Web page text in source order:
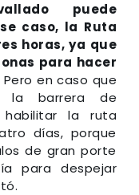
puede
caso, la Ruta
horas, ya que
para hacer
Pero en caso que
la barrera de
la ruta
días, porque
de gran porte
para despejar